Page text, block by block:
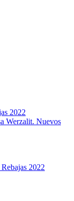
2022
Werzalit. Nuevos
2022